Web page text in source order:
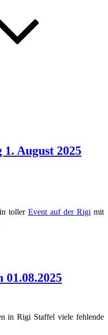
August 2025
tol­ler Event auf der Rigi mit
in Rigi Staf­fel vie­le feh­len­de